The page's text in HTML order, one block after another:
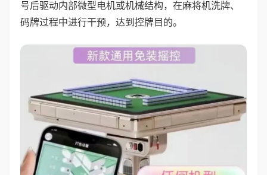
号后驱动内部微型电机或机械结构，在麻将机洗牌、
码牌过程中进行干预，达到控牌目的。